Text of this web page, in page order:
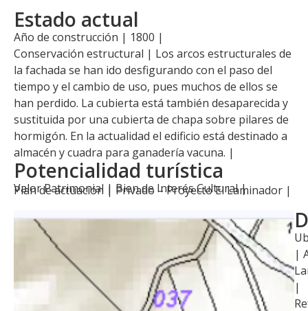
Estado actual
Año de construcción | 1800 |
Conservación estructural | Los arcos estructurales de
la fachada se han ido desfigurando con el paso del
tiempo y el cambio de uso, pues muchos de ellos se
han perdido. La cubierta está también desaparecida y
sustituida por una cubierta de chapa sobre pilares de
hormigón. En la actualidad el edificio está destinado a
almacén y cuadra para ganadería vacuna. |
Potencialidad turística
Valor Patrimonial | Bien de Interés Cultural |
Plan de actuación | Privado – Proyecto El Laminador |
|
|